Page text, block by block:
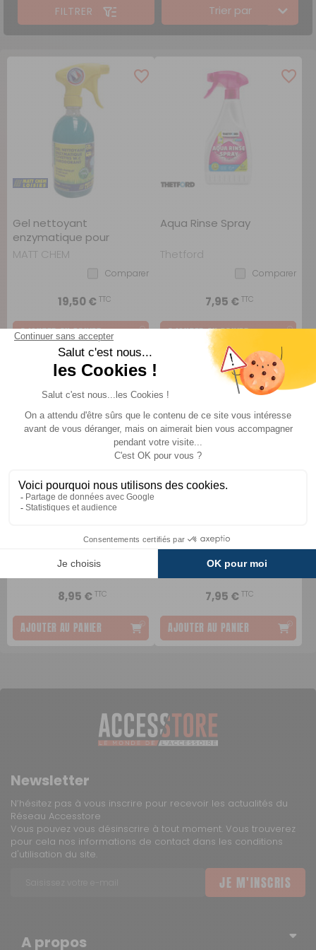
FILTRER Trier par
Gel nettoyant
enzymatique pour
sanitaires ENZYGEL
MATT CHEM
Comparer
19,50 €TTC
AJOUTER AU PANIER
Aqua Rinse Spray
Thetford
Comparer
7,95 €TTC
AJOUTER AU PANIER
8,95 €TTC
AJOUTER AU PANIER
Thetford
Comparer
7,95 €TTC
AJOUTER AU PANIER
Newsletter
N’hésitez pas à vous inscrire pour recevoir les actualités du
Réseau Accesstore
Vous pouvez vous désinscrire à tout moment. Vous trouverez
pour cela nos informations de contact dans les conditions
d'utilisation du site.
JE M'INSCRIS
A propos